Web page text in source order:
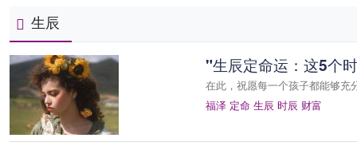
生辰
"生辰定命运：这5个
在此，祝愿每一个孩子都能够充
福泽 定命 生辰 时辰 财富